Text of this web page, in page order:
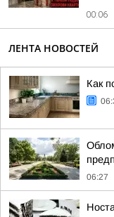
00:06
ЛЕНТА НОВОСТЕЙ
Как
06:27